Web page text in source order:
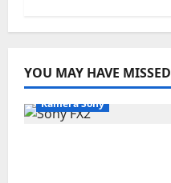
YOU MAY HAVE MISSED
Kamera Sony